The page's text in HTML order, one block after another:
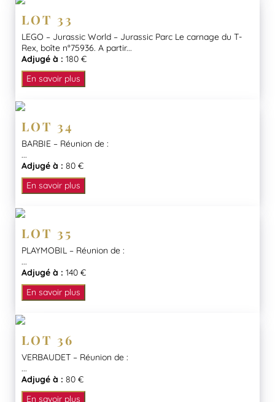
LOT 33
LEGO – Jurassic World – Jurassic Parc Le carnage du T-
Rex, boîte n°75936. A partir...
Adjugé à : 180 €
En savoir plus
LOT 34
BARBIE – Réunion de :
...
Adjugé à : 80 €
En savoir plus
LOT 35
PLAYMOBIL – Réunion de :
...
Adjugé à : 140 €
En savoir plus
LOT 36
VERBAUDET – Réunion de :
...
Adjugé à : 80 €
En savoir plus